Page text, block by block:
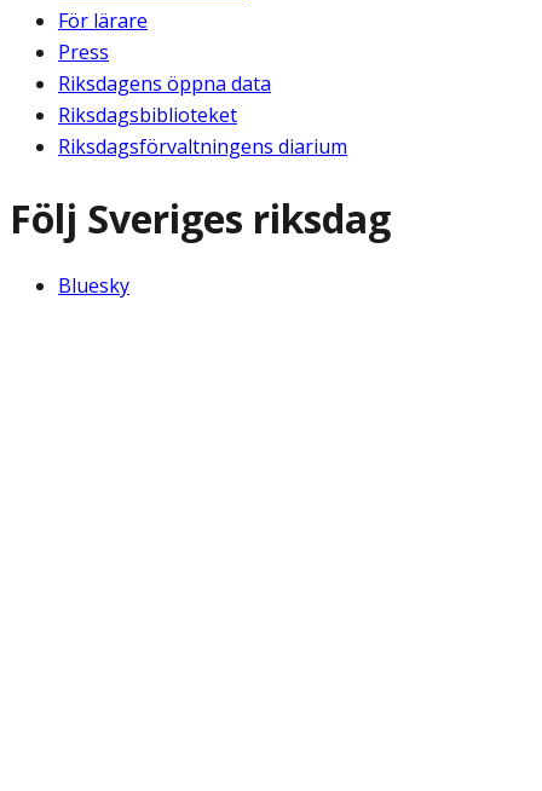
För lärare
Press
Riksdagens öppna data
Riksdagsbiblioteket
Riksdagsförvaltningens diarium
Följ Sveriges riksdag
Bluesky